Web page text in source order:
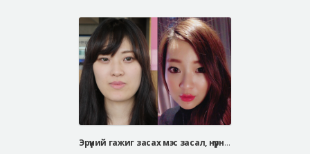
Эрүүний гажиг засах мэс засал, нүүрний хэлбэр засах мэс засал